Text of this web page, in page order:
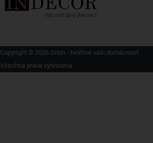
Copyright © 2026 Orion - tvoříme vaši domácnost
Všechna práva vyhrazena